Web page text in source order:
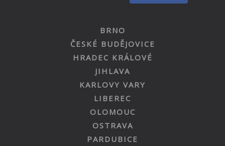
BRNO
ČESKÉ BUDĚJOVICE
HRADEC KRÁLOVÉ
JIHLAVA
KARLOVY VARY
LIBEREC
OLOMOUC
OSTRAVA
PARDUBICE